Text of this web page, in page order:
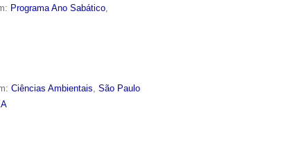
Programa Ano Sabático
Ciências Ambientais ,São Paulo